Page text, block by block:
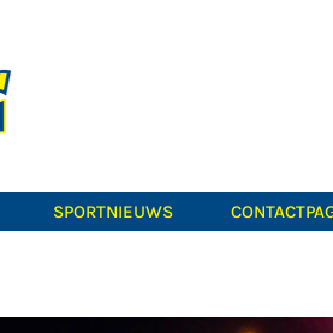
SPORTNIEUWS